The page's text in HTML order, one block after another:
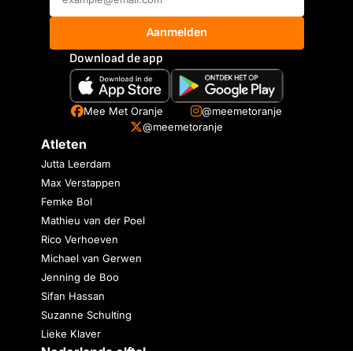
Aanmelden
Download de app
Mee Met Oranje
@meemetoranje
@meemetoranje
Atleten
Jutta Leerdam
Max Verstappen
Femke Bol
Mathieu van der Poel
Rico Verhoeven
Michael van Gerwen
Jenning de Boo
Sifan Hassan
Suzanne Schulting
Lieke Klaver